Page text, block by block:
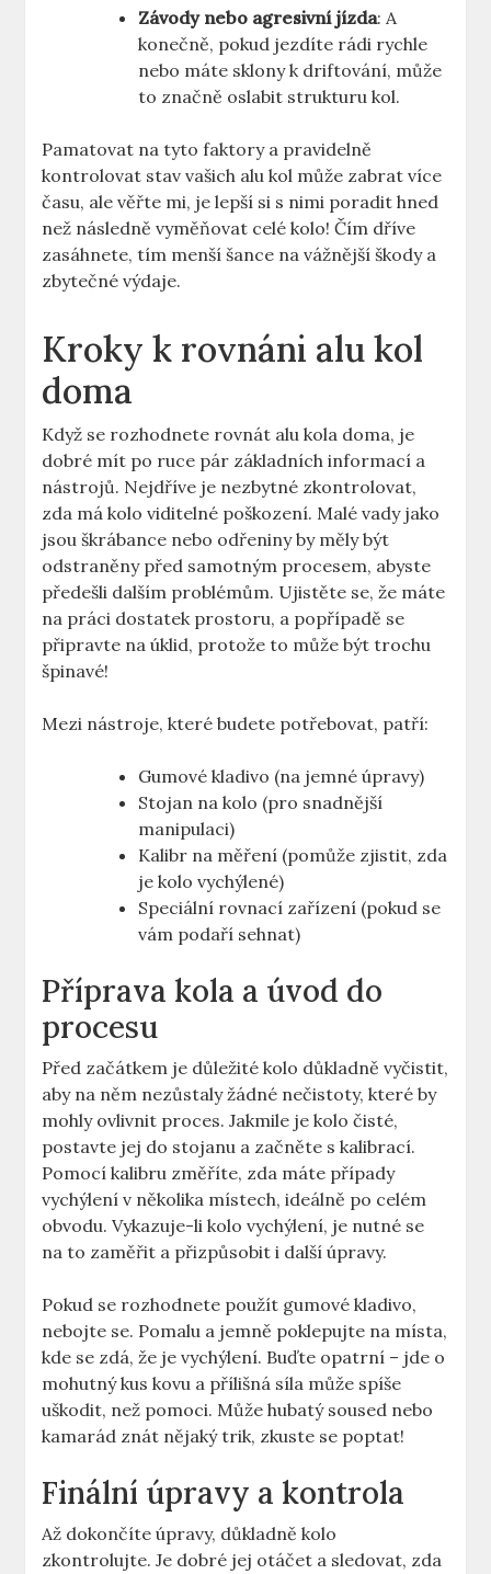
Závody nebo agresivní jízda: A
konečně, pokud jezdíte rádi rychle
nebo máte sklony k driftování, může
to značně oslabit strukturu kol.
Pamatovat na tyto faktory a pravidelně
kontrolovat stav vašich alu kol může zabrat více
času, ale věřte mi, je lepší si s nimi poradit hned
než následně vyměňovat celé kolo! Čím dříve
zasáhnete, tím menší šance na vážnější škody a
zbytečné výdaje.
Kroky k rovnáni alu kol
doma
Když se rozhodnete rovnát alu kola doma, je
dobré mít po ruce pár základních informací a
nástrojů. Nejdříve je nezbytné zkontrolovat,
zda má kolo viditelné poškození. Malé vady jako
jsou škrábance nebo odřeniny by měly být
odstraněny před samotným procesem, abyste
předešli dalším problémům. Ujistěte se, že máte
na práci dostatek prostoru, a popřípadě se
připravte na úklid, protože to může být trochu
špinavé!
Mezi nástroje, které budete potřebovat, patří:
Gumové kladivo (na jemné úpravy)
Stojan na kolo (pro snadnější
manipulaci)
Kalibr na měření (pomůže zjistit, zda
je kolo vychýlené)
Speciální rovnací zařízení (pokud se
vám podaří sehnat)
Příprava kola a úvod do
procesu
Před začátkem je důležité kolo důkladně vyčistit,
aby na něm nezůstaly žádné nečistoty, které by
mohly ovlivnit proces. Jakmile je kolo čisté,
postavte jej do stojanu a začněte s kalibrací.
Pomocí kalibru změříte, zda máte případy
vychýlení v několika místech, ideálně po celém
obvodu. Vykazuje-li kolo vychýlení, je nutné se
na to zaměřit a přizpůsobit i další úpravy.
Pokud se rozhodnete použít gumové kladivo,
nebojte se. Pomalu a jemně poklepujte na místa,
kde se zdá, že je vychýlení. Buďte opatrní – jde o
mohutný kus kovu a přílišná síla může spíše
uškodit, než pomoci. Může hubatý soused nebo
kamarád znát nějaký trik, zkuste se poptat!
Finální úpravy a kontrola
Až dokončíte úpravy, důkladně kolo
zkontrolujte. Je dobré jej otáčet a sledovat, zda